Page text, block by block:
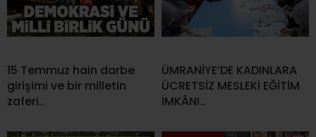
15 Temmuz hain darbe
girişimi ve bir milletin
zaferi..
ÜMRANİYE’DE KADINLARA
ÜCRETSİZ MESLEKİ EĞİTİM
İMKÂNI..